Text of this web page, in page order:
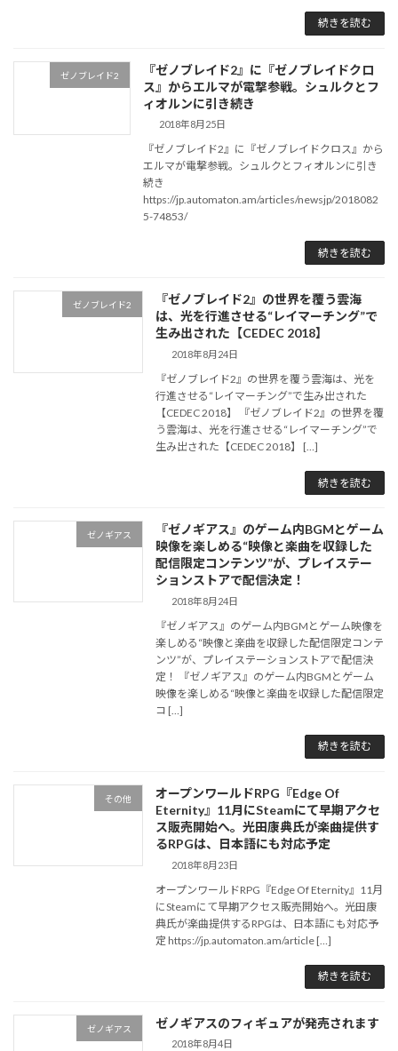
続きを読む
ゼノブレイド2
『ゼノブレイド2』に『ゼノブレイドクロ
ス』からエルマが電撃参戦。シュルクとフ
ィオルンに引き続き
2018年8月25日
『ゼノブレイド2』に『ゼノブレイドクロス』から
エルマが電撃参戦。シュルクとフィオルンに引き
続き
https://jp.automaton.am/articles/newsjp/2018082
5-74853/
続きを読む
ゼノブレイド2
『ゼノブレイド2』の世界を覆う雲海
は、光を行進させる“レイマーチング”で
生み出された【CEDEC 2018】
2018年8月24日
『ゼノブレイド2』の世界を覆う雲海は、光を
行進させる“レイマーチング”で生み出された
【CEDEC 2018】 『ゼノブレイド2』の世界を覆
う雲海は、光を行進させる“レイマーチング”で
生み出された【CEDEC 2018】 […]
続きを読む
ゼノギアス
『ゼノギアス』のゲーム内BGMとゲーム
映像を楽しめる“映像と楽曲を収録した
配信限定コンテンツ”が、プレイステー
ションストアで配信決定！
2018年8月24日
『ゼノギアス』のゲーム内BGMとゲーム映像を
楽しめる“映像と楽曲を収録した配信限定コンテ
ンツ”が、プレイステーションストアで配信決
定！ 『ゼノギアス』のゲーム内BGMとゲーム
映像を楽しめる“映像と楽曲を収録した配信限定
コ […]
続きを読む
その他
オープンワールドRPG『Edge Of
Eternity』11月にSteamにて早期アクセ
ス販売開始へ。光田康典氏が楽曲提供す
るRPGは、日本語にも対応予定
2018年8月23日
オープンワールドRPG『Edge Of Eternity』11月
にSteamにて早期アクセス販売開始へ。光田康
典氏が楽曲提供するRPGは、日本語にも対応予
定 https://jp.automaton.am/article […]
続きを読む
ゼノギアス ゼノギアスのフィギュアが発売されます
2018年8月4日